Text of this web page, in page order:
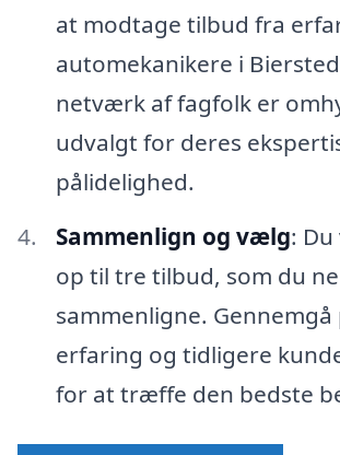
at modtage tilbud fra
automekanikere i
netværk af fagfolk er
udvalgt for deres
pålidelighed.
Sammenlign og vælg:
op til tre tilbud, som du
sammenligne. Gennemgå
erfaring og tidligere
for at træffe den bedste